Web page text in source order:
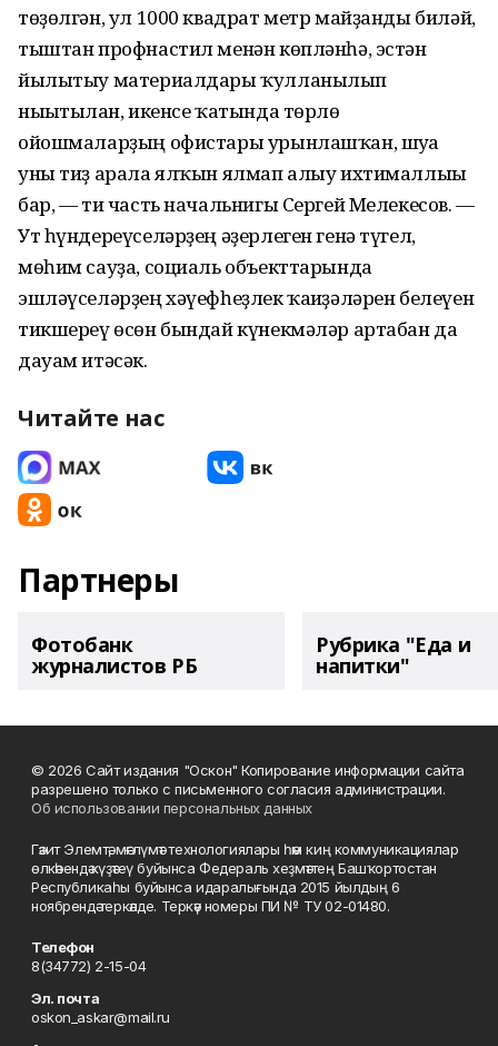
төҙөлгән, ул 1000 квадрат метр майҙанды биләй,
тыштан профнастил менән көпләнһә, эстән
йылытыу материалдары ҡулланылып
нығытылған, икенсе ҡатында төрлө
ойошмаларҙың офистары урынлашҡан, шуға
уны тиҙ арала ялҡын ялмап алыу ихтималлығы
бар, — ти часть начальнигы Сергей Мелекесов. —
Ут һүндереүселәрҙең әҙерлеген генә түгел,
мөһим сауҙа, социаль объекттарында
эшләүселәрҙең хәүефһеҙлек ҡағиҙәләрен белеүен
тикшереү өсөн бындай күнекмәләр артабан да
дауам итәсәк.
Читайте нас
Партнеры
Фотобанк
журналистов РБ
Рубрика "Еда и
напитки"
© 2026 Сайт издания "Оскон" Копирование информации сайта
разрешено только с письменного согласия администрации.
Об использовании персональных данных
Гәзит Элемтә, мәғлүмәт технологиялары һәм киң коммуникациялар
өлкәһендә күҙәтеү буйынса Федераль хеҙмәттең Башҡортостан
Республикаһы буйынса идаралығында 2015 йылдың 6
ноябрендә теркәлде. Теркәү номеры ПИ № ТУ 02-01480.
Телефон
8(34772) 2-15-04
Эл. почта
oskon_askar@mail.ru